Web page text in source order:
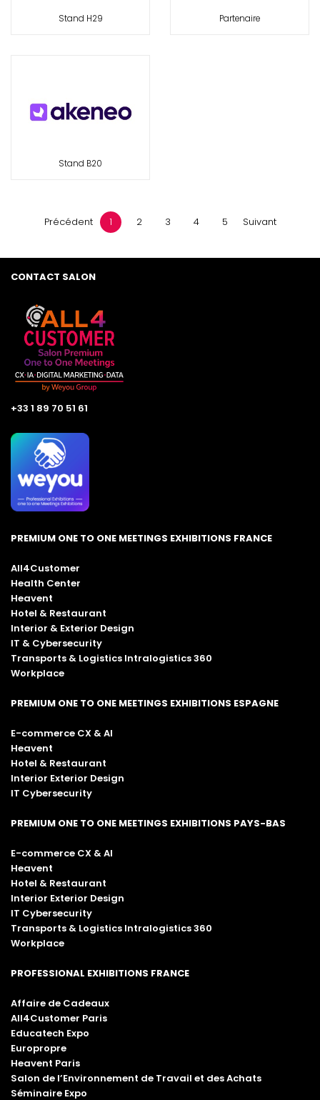
Stand H29 Partenaire
Stand B20
Précédent 1 2 3 4 5 Suivant
CONTACT SALON
+33 1 89 70 51 61
PREMIUM ONE TO ONE MEETINGS EXHIBITIONS FRANCE
All4Customer
Health Center
Heavent
Hotel & Restaurant
Interior & Exterior Design
IT & Cybersecurity
Transports & Logistics Intralogistics 360
Workplace
PREMIUM ONE TO ONE MEETINGS EXHIBITIONS ESPAGNE
E-commerce CX & AI
Heavent
Hotel & Restaurant
Interior Exterior Design
IT Cybersecurity
PREMIUM ONE TO ONE MEETINGS EXHIBITIONS PAYS-BAS
E-commerce CX & AI
Heavent
Hotel & Restaurant
Interior Exterior Design
IT Cybersecurity
Transports & Logistics Intralogistics 360
Workplace
PROFESSIONAL EXHIBITIONS FRANCE
Affaire de Cadeaux
All4Customer Paris
Educatech Expo
Europropre
Heavent Paris
Salon de l’Environnement de Travail et des Achats
Séminaire Expo